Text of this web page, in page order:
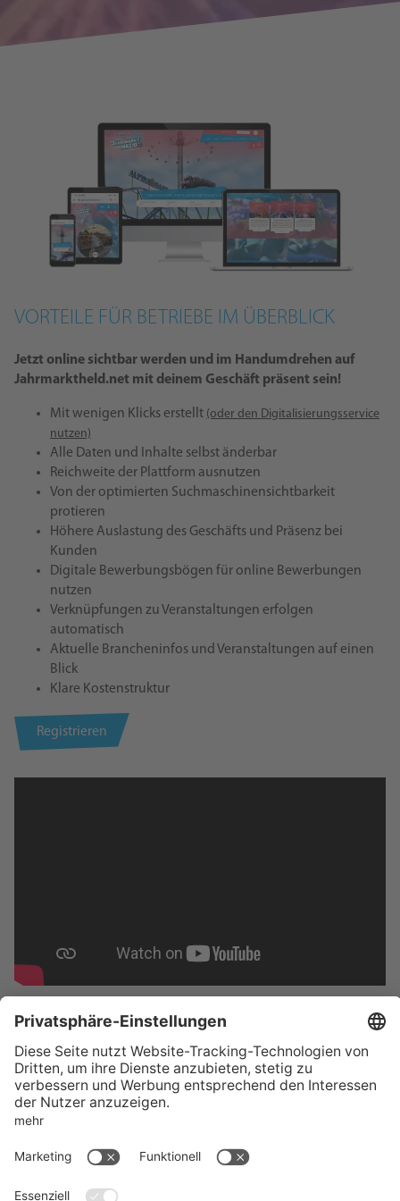
VORTEILE FÜR BETRIEBE IM ÜBERBLICK
Jetzt online sichtbar werden und im Handumdrehen auf
Jahrmarktheld.net mit deinem Geschäft präsent sein!
Mit wenigen Klicks erstellt (oder den Digitalisierungsservice
nutzen)
Alle Daten und Inhalte selbst änderbar
Reichweite der Plattform ausnutzen
Von der optimierten Suchmaschinensichtbarkeit
protieren
Höhere Auslastung des Geschäfts und Präsenz bei
Kunden
Digitale Bewerbungsbögen für online Bewerbungen
nutzen
Verknüpfungen zu Veranstaltungen erfolgen
automatisch
Aktuelle Brancheninfos und Veranstaltungen auf einen
Blick
Klare Kostenstruktur
Registrieren
KONTAKT
RECHTLICHES